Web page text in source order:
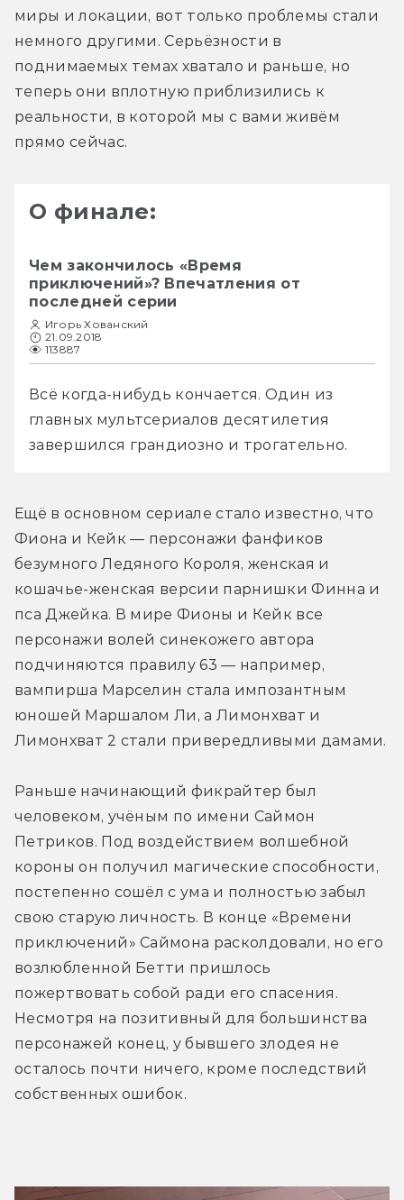
миры и локации, вот только проблемы стали
немного другими. Серьёзности в
поднимаемых темах хватало и раньше, но
теперь они вплотную приблизились к
реальности, в которой мы с вами живём
прямо сейчас.
О финале:
Чем закончилось «Время
приключений»? Впечатления от
последней серии
Игорь Хованский
21.09.2018
113887
Всё когда-нибудь кончается. Один из
главных мультсериалов десятилетия
завершился грандиозно и трогательно.
Ещё в основном сериале стало известно, что
Фиона и Кейк — персонажи фанфиков
безумного Ледяного Короля, женская и
кошачье-женская версии парнишки Финна и
пса Джейка. В мире Фионы и Кейк все
персонажи волей синекожего автора
подчиняются правилу 63 — например,
вампирша Марселин стала импозантным
юношей Маршалом Ли, а Лимонхват и
Лимонхват 2 стали привередливыми дамами.
Раньше начинающий фикрайтер был
человеком, учёным по имени Саймон
Петриков. Под воздействием волшебной
короны он получил магические способности,
постепенно сошёл с ума и полностью забыл
свою старую личность. В конце «Времени
приключений» Саймона расколдовали, но его
возлюбленной Бетти пришлось
пожертвовать собой ради его спасения.
Несмотря на позитивный для большинства
персонажей конец, у бывшего злодея не
осталось почти ничего, кроме последствий
собственных ошибок.